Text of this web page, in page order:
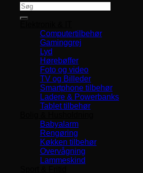
Søg
Computertilbehør
Gaminggrej
Lyd
Hørebøffer
Foto og video
TV og Billeder
Smartphone tilbehør
Ladere & Powerbanks
Tablet tilbehør
Babyalarm
Rengøring
Køkken tilbehør
Overvågning
Lammeskind